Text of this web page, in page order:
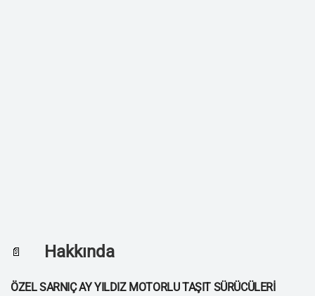
📄 Hakkında
ÖZEL SARNIÇ AY YILDIZ MOTORLU TAŞIT SÜRÜCÜLERİ